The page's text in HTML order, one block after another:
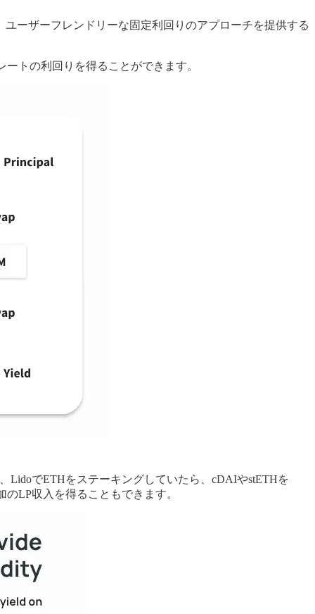
ーザーフレンドリーな固定利回りのアプローチを提供する
トの利回りを得ることができます。
LidoでETHをステーキングしていたら、cDAIやstETHを
LP収入を得ることもできます。